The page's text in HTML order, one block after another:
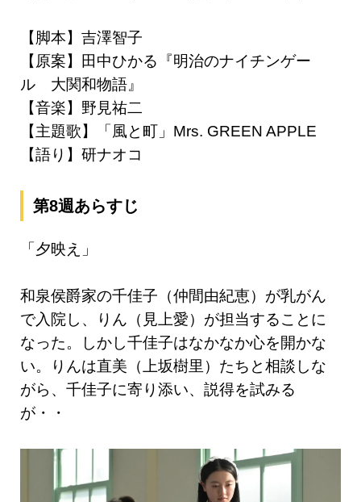
【脚本】吉澤智子
【原案】田中ひかる『明治のナイチンゲー
ル 大関和物語』
【音楽】野見祐二
【主題歌】「風と町」Mrs. GREEN APPLE
【語り】研ナオコ
第8週あらすじ
「夕映え」
和泉侯爵家の千佳子（仲間由紀恵）が乳がん
で入院し、りん（見上愛）が担当することに
なった。しかし千佳子はなかなか心を開かな
い。りんは直美（上坂樹里）たちと相談しな
がら、千佳子に寄り添い、説得を試みる
が・・